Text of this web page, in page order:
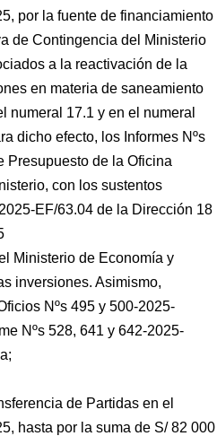
por la fuente de financiamiento
de Contingencia del Ministerio
a la reactivación de la
en materia de saneamiento
numeral 17.1 y en el numeral
dicho efecto, los Informes Nºs
Presupuesto de la Oficina
con los sustentos
EF/63.04 de la Dirección 18
Ministerio de Economía y
inversiones. Asimismo,
Nºs 495 y 500-2025-
Nºs 528, 641 y 642-2025-
de Partidas en el
hasta por la suma de S/ 82 000